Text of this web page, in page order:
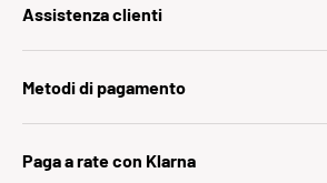
Assistenza clienti
Metodi di pagamento
Paga a rate con Klarna